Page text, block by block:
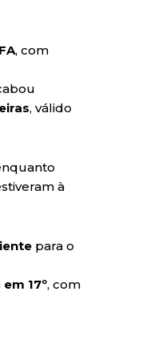
, com
, válido
à
para o
17º, com